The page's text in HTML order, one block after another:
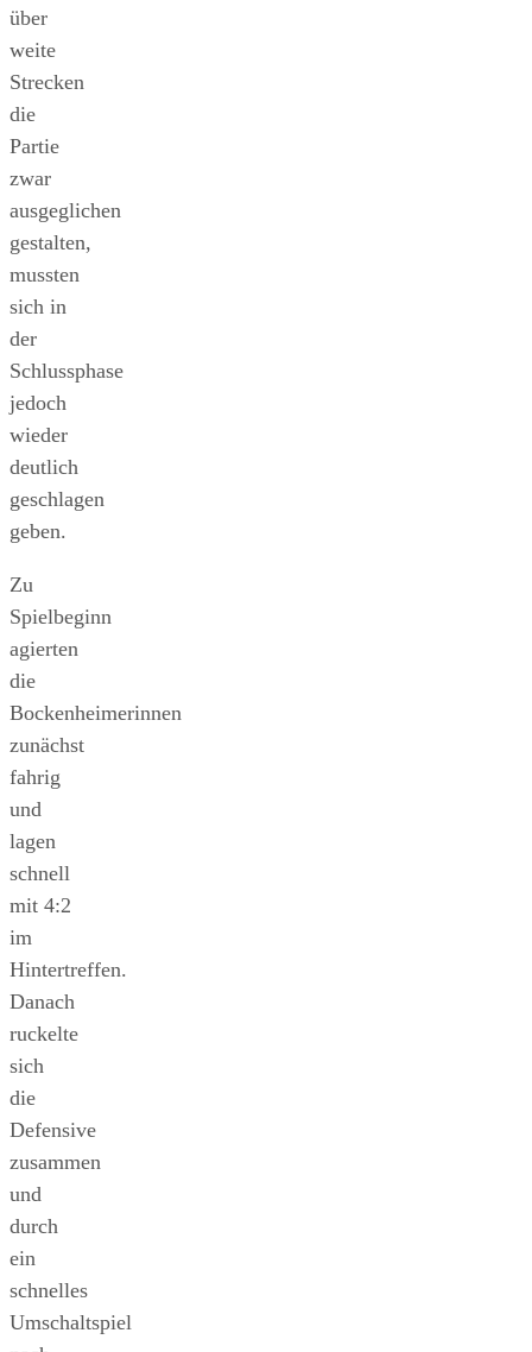
über
weite
Strecken
die
Partie
zwar
ausgeglichen
gestalten,
mussten
sich in
der
Schlussphase
jedoch
wieder
deutlich
geschlagen
geben.
Zu
Spielbeginn
agierten
die
Bockenheimerinnen
zunächst
fahrig
und
lagen
schnell
mit 4:2
im
Hintertreffen.
Danach
ruckelte
sich
die
Defensive
zusammen
und
durch
ein
schnelles
Umschaltspiel